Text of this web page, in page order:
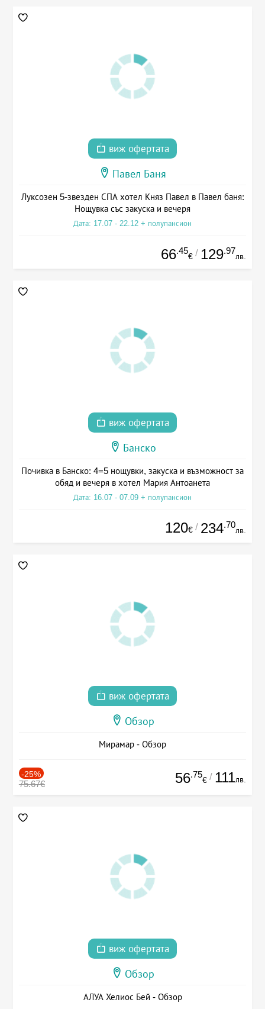
виж офертата
Павел Баня
Луксозен 5-звезден СПА хотел Княз Павел в Павел баня:
Нощувка със закуска и вечеря
Дата: 17.07 - 22.12 + полупансион
66.45
€ / 129.97
лв.
виж офертата
Банско
Почивка в Банско: 4=5 нощувки, закуска и възможност за
обяд и вечеря в хотел Мария Антоанета
Дата: 16.07 - 07.09 + полупансион
120€ / 234.70
лв.
виж офертата
Обзор
Мирамар - Обзор
-25%
75.67€ 56.75
€ / 111лв.
виж офертата
Обзор
АЛУА Хелиос Бей - Обзор